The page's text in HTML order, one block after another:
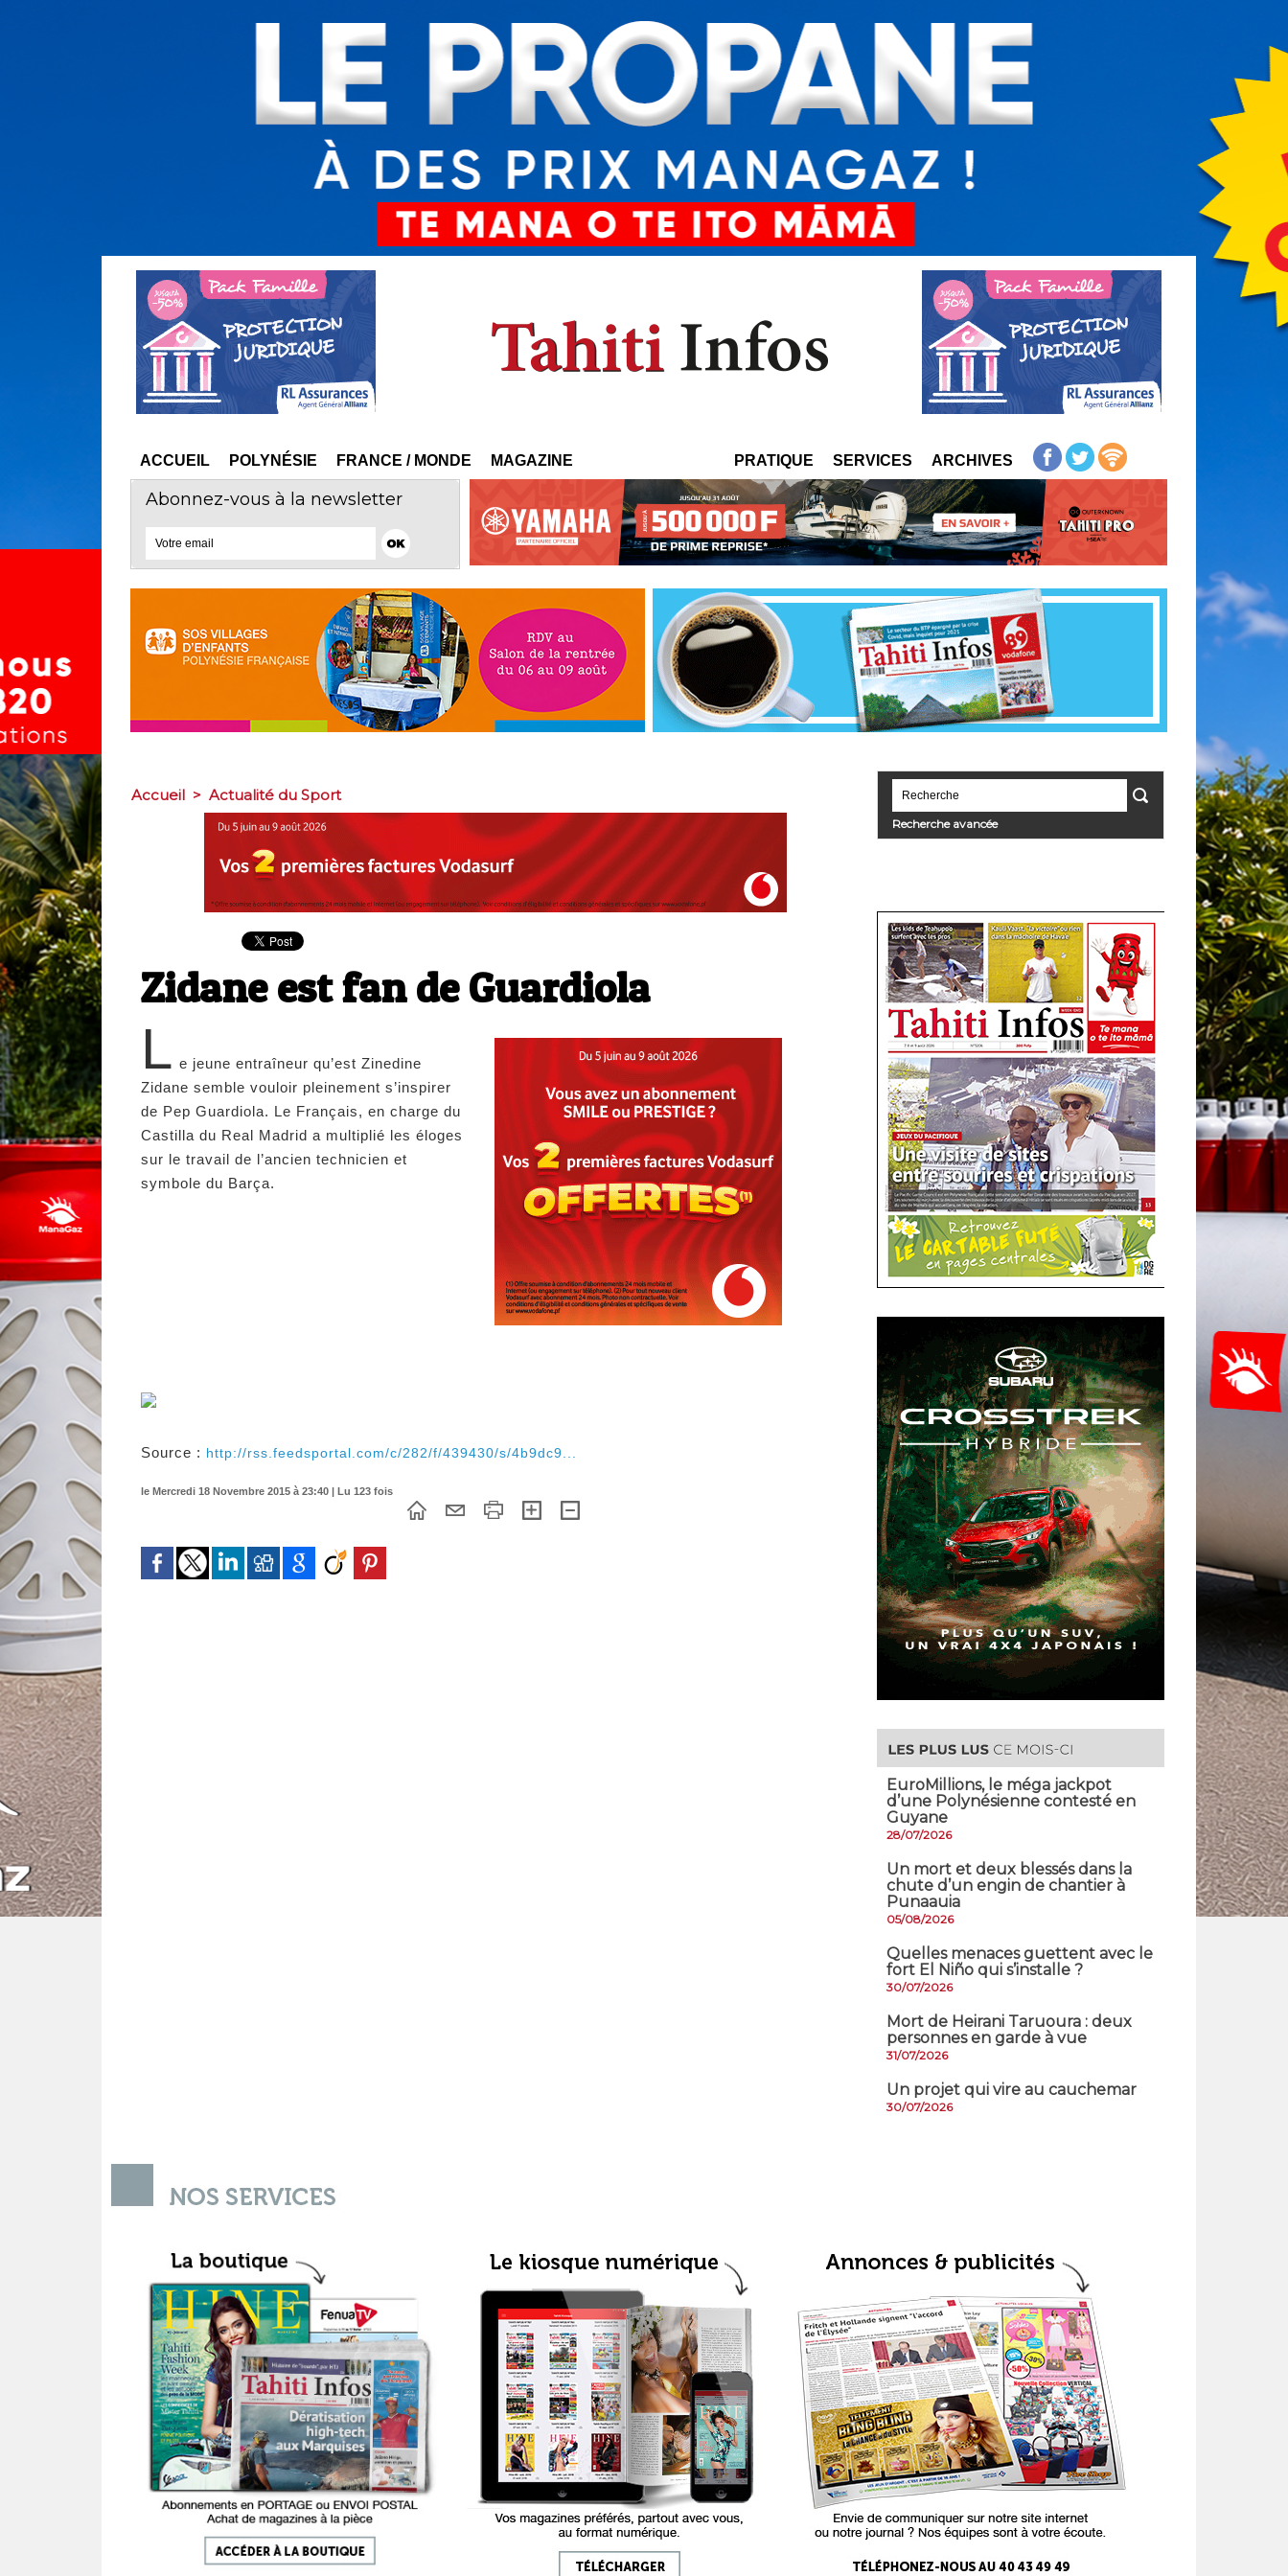
ACCUEIL POLYNÉSIE FRANCE / MONDE MAGAZINE PRATIQUE SERVICES ARCHIVES
Abonnez-vous à la newsletter
Accueil > Actualité du Sport
Zidane est fan de Guardiola
L e jeune entraîneur qu’est Zinedine
Zidane semble vouloir pleinement s’inspirer
de Pep Guardiola. Le Français, en charge du
Castilla du Real Madrid a multiplié les éloges
sur le travail de l’ancien technicien et
symbole du Barça.
Source : http://rss.feedsportal.com/c/282/f/439430/s/4b9dc9...
le Mercredi 18 Novembre 2015 à 23:40 | Lu 123 fois
Recherche avancée
EuroMillions, ​le méga jackpot
d’une Polynésienne contesté en
Guyane
28/07/2026
​Un mort et deux blessés dans la
chute d’un engin de chantier à
Punaauia
05/08/2026
Quelles menaces guettent avec le
fort El Niño qui s’installe ?
30/07/2026
Mort de Heirani Taruoura : deux
personnes en garde à vue
31/07/2026
Un projet qui vire au cauchemar
30/07/2026